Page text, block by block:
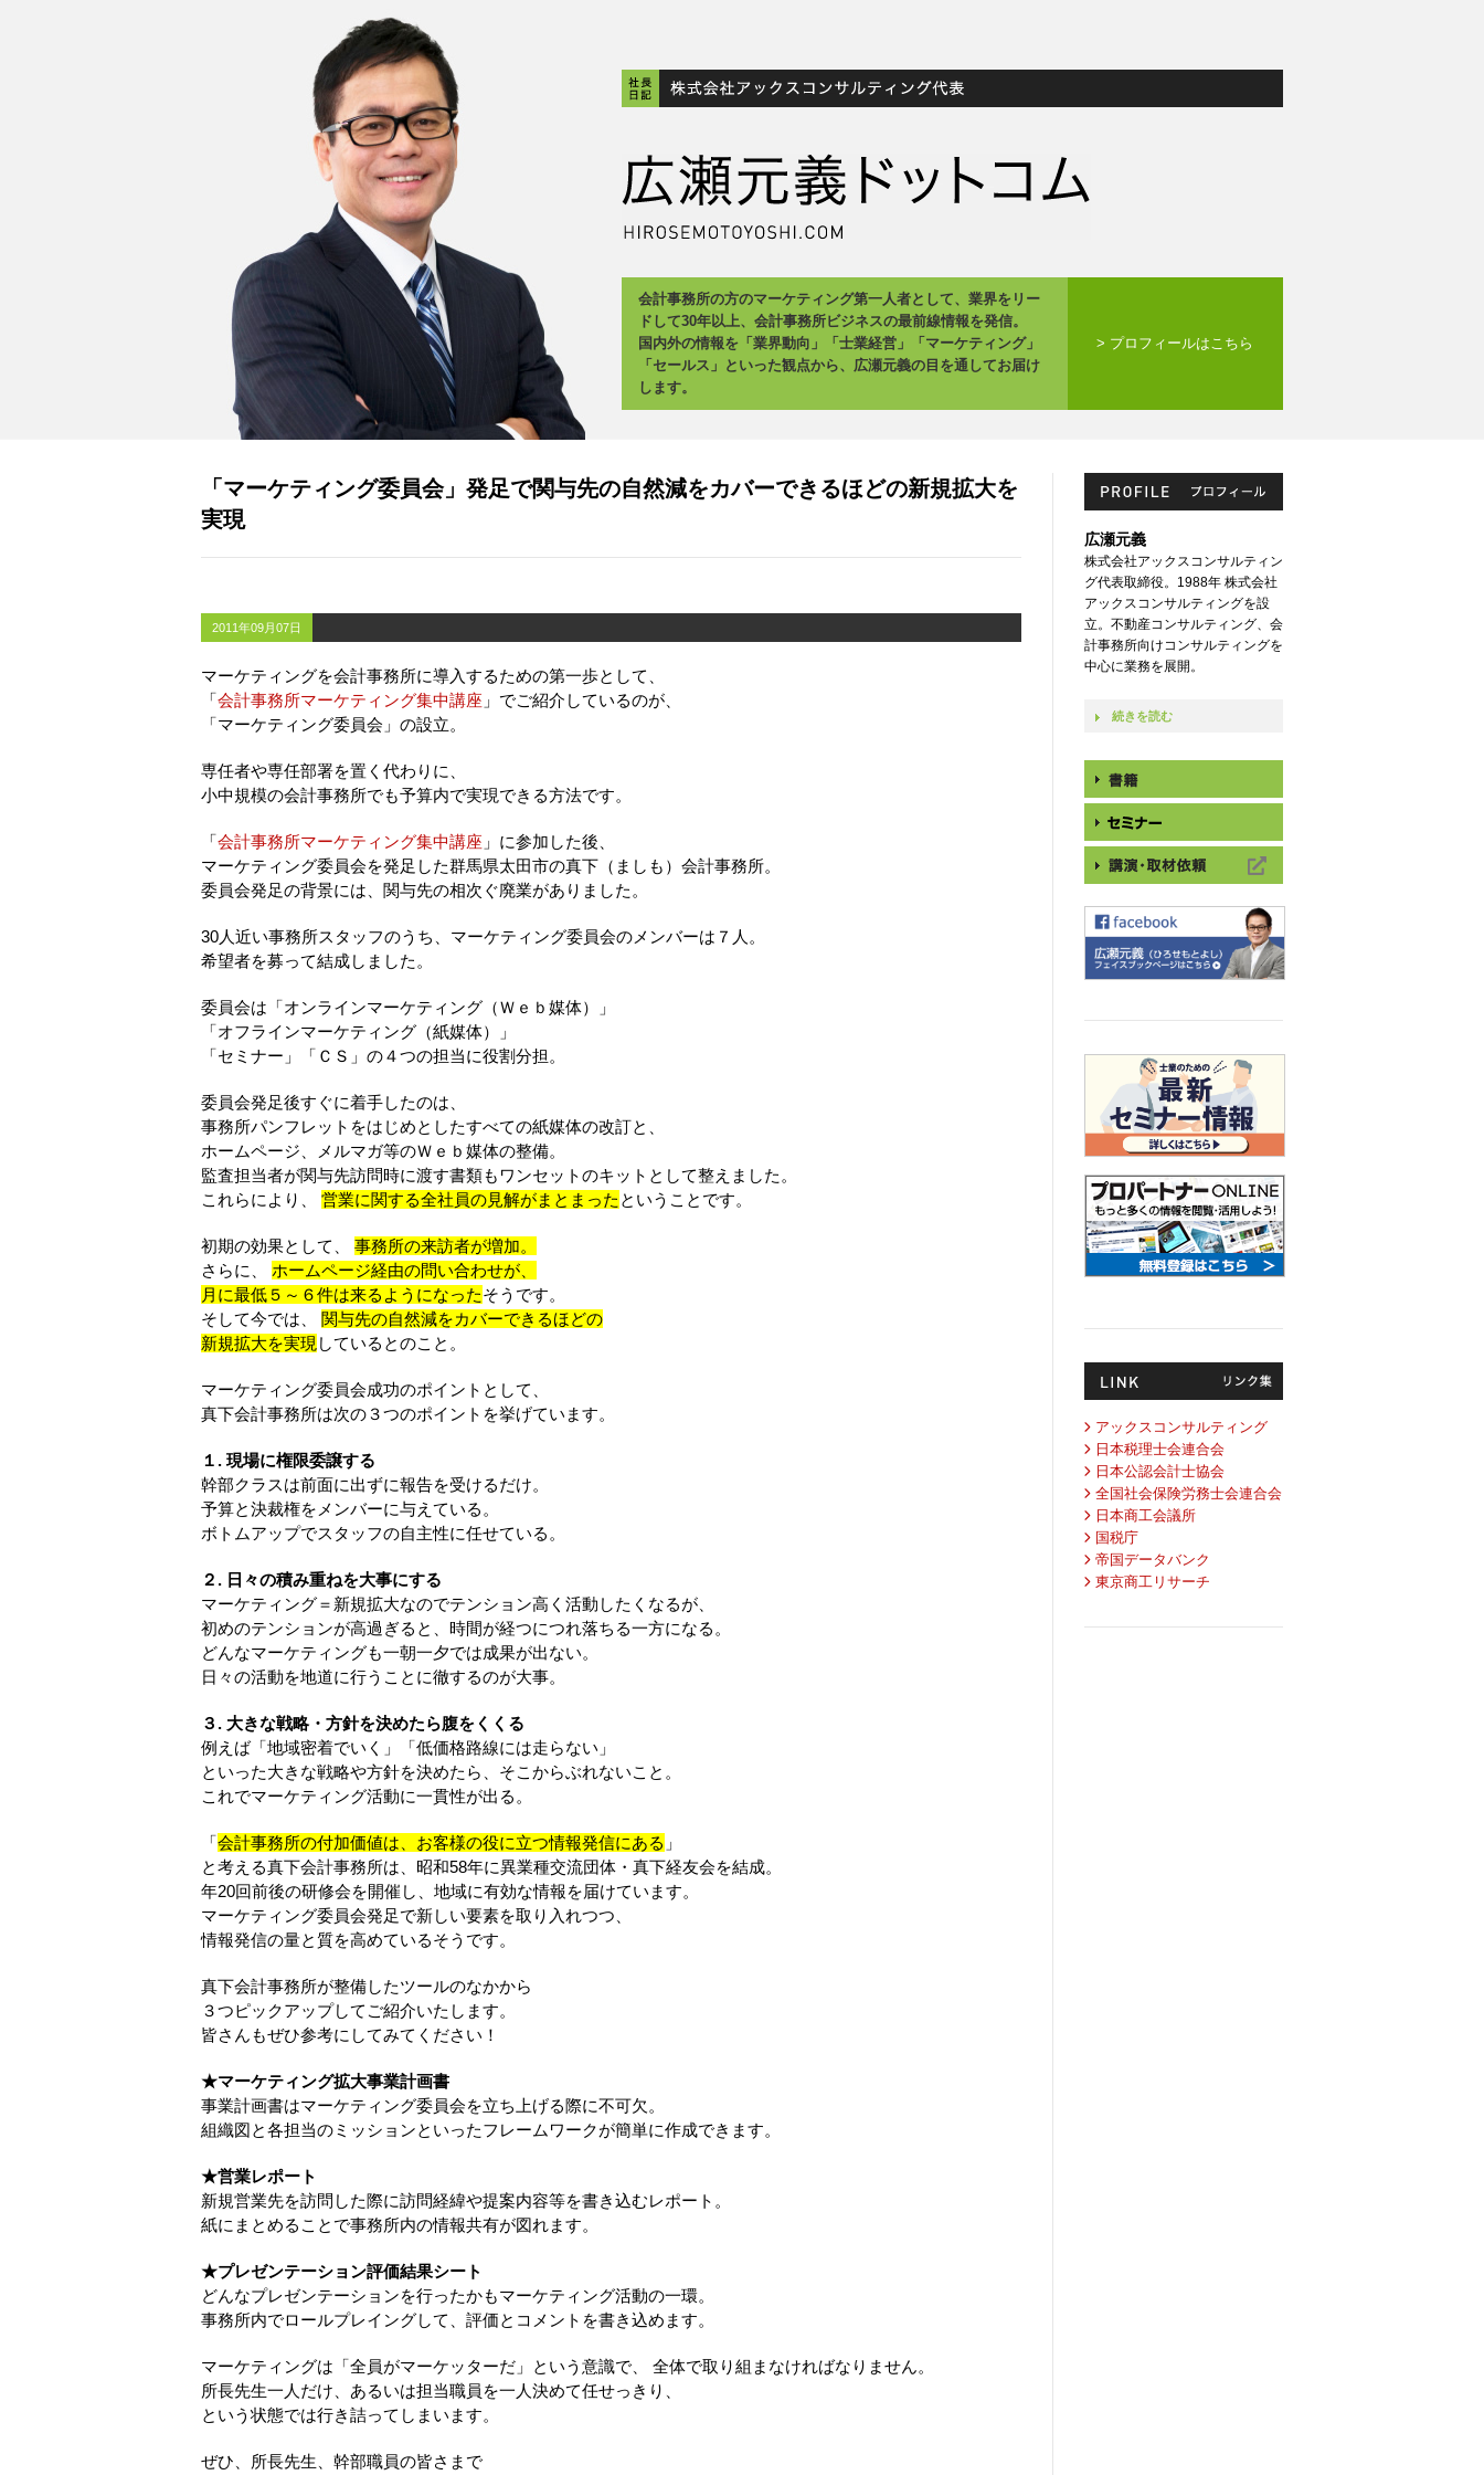
会計事務所の方のマーケティング第一人者として、業界をリー
ドして30年以上、会計事務所ビジネスの最前線情報を発信。
国内外の情報を「業界動向」「士業経営」「マーケティング」
「セールス」といった観点から、広瀬元義の目を通してお届け
します。
> プロフィールはこちら
「マーケティング委員会」発足で関与先の自然減をカバーできるほどの新規拡大を
実現
2011年09月07日
マーケティングを会計事務所に導入するための第一歩として、
「会計事務所マーケティング集中講座 」でご紹介しているのが、
「マーケティング委員会」の設立。
専任者や専任部署を置く代わりに、
小中規模の会計事務所でも予算内で実現できる方法です。
「会計事務所マーケティング集中講座 」に参加した後、
マーケティング委員会を発足した群馬県太田市の真下（ましも）会計事務所。
委員会発足の背景には、関与先の相次ぐ廃業がありました。
30人近い事務所スタッフのうち、マーケティング委員会のメンバーは７人。
希望者を募って結成しました。
委員会は「オンラインマーケティング（Ｗｅｂ媒体）」
「オフラインマーケティング（紙媒体）」
「セミナー」「ＣＳ」の４つの担当に役割分担。
委員会発足後すぐに着手したのは、
事務所パンフレットをはじめとしたすべての紙媒体の改訂と、
ホームページ、メルマガ等のＷｅｂ媒体の整備。
監査担当者が関与先訪問時に渡す書類もワンセットのキットとして整えました。
これらにより、 営業に関する全社員の見解がまとまった ということです。
初期の効果として、 事務所の来訪者が増加。
さらに、 ホームページ経由の問い合わせが、
月に最低５～６件は来るようになったそうです。
そして今では、 関与先の自然減をカバーできるほどの
新規拡大を実現 しているとのこと。
マーケティング委員会成功のポイントとして、
真下会計事務所は次の３つのポイントを挙げています。
１. 現場に権限委譲する
幹部クラスは前面に出ずに報告を受けるだけ。
予算と決裁権をメンバーに与えている。
ボトムアップでスタッフの自主性に任せている。
２. 日々の積み重ねを大事にする
マーケティング＝新規拡大なのでテンション高く活動したくなるが、
初めのテンションが高過ぎると、時間が経つにつれ落ちる一方になる。
どんなマーケティングも一朝一夕では成果が出ない。
日々の活動を地道に行うことに徹するのが大事。
３. 大きな戦略・方針を決めたら腹をくくる
例えば「地域密着でいく」「低価格路線には走らない」
といった大きな戦略や方針を決めたら、そこからぶれないこと。
これでマーケティング活動に一貫性が出る。
「会計事務所の付加価値は、お客様の役に立つ情報発信にある 」
と考える真下会計事務所は、昭和58年に異業種交流団体・真下経友会を結成。
年20回前後の研修会を開催し、地域に有効な情報を届けています。
マーケティング委員会発足で新しい要素を取り入れつつ、
情報発信の量と質を高めているそうです。
真下会計事務所が整備したツールのなかから
３つピックアップしてご紹介いたします。
皆さんもぜひ参考にしてみてください！
★マーケティング拡大事業計画書
事業計画書はマーケティング委員会を立ち上げる際に不可欠。
組織図と各担当のミッションといったフレームワークが簡単に作成できます。
★営業レポート
新規営業先を訪問した際に訪問経緯や提案内容等を書き込むレポート。
紙にまとめることで事務所内の情報共有が図れます。
★プレゼンテーション評価結果シート
どんなプレゼンテーションを行ったかもマーケティング活動の一環。
事務所内でロールプレイングして、評価とコメントを書き込めます。
マーケティングは「全員がマーケッターだ」という意識で、 全体で取り組まなければなりません。
所長先生一人だけ、あるいは担当職員を一人決めて任せっきり、
という状態では行き詰ってしまいます。
ぜひ、所長先生、幹部職員の皆さまで
広瀬元義
株式会社アックスコンサルティン
グ代表取締役。1988年 株式会社
アックスコンサルティングを設
立。不動産コンサルティング、会
計事務所向けコンサルティングを
中心に業務を展開。
続きを読む
アックスコンサルティング
日本税理士会連合会
日本公認会計士協会
全国社会保険労務士会連合会
日本商工会議所
国税庁
帝国データバンク
東京商工リサーチ